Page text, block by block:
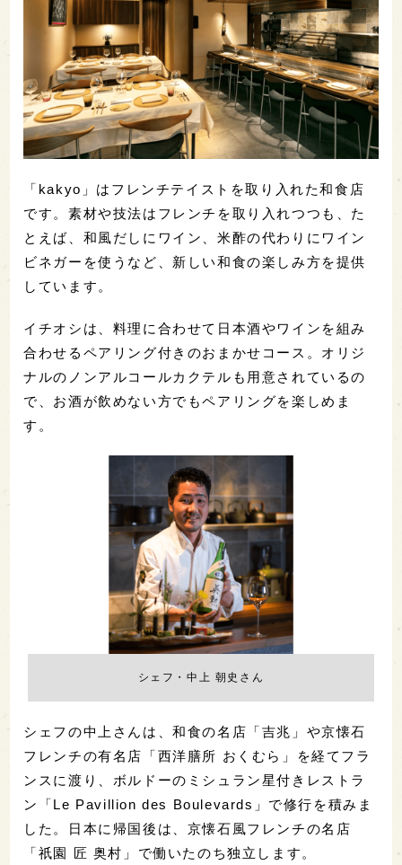
「kakyo」はフレンチテイストを取り入れた和食店
です。素材や技法はフレンチを取り入れつつも、た
とえば、和風だしにワイン、米酢の代わりにワイン
ビネガーを使うなど、新しい和食の楽しみ方を提供
しています。
イチオシは、料理に合わせて日本酒やワインを組み
合わせるペアリング付きのおまかせコース。オリジ
ナルのノンアルコールカクテルも用意されているの
で、お酒が飲めない方でもペアリングを楽しめま
す。
シェフ・中上 朝史さん
シェフの中上さんは、和食の名店「吉兆」や京懐石
フレンチの有名店「西洋膳所 おくむら」を経てフラ
ンスに渡り、ボルドーのミシュラン星付きレストラ
ン「Le Pavillion des Boulevards」で修行を積みま
した。日本に帰国後は、京懐石風フレンチの名店
「祇園 匠 奥村」で働いたのち独立します。